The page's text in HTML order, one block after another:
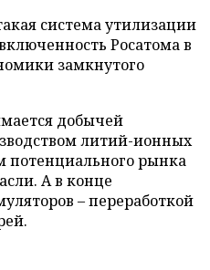
система утилизации
Росатома в
замкнутого
добычей
литий-ионных
потенциального рынка
А в конце
– переработкой